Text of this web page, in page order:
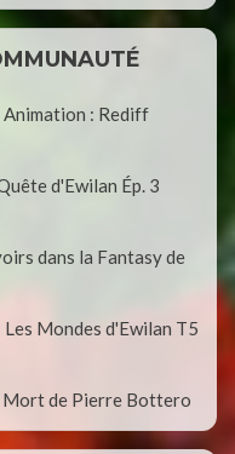
: Rediff
d'Ewilan Ép. 3
dans la Fantasy de
Mondes d'Ewilan T5
Mort de Pierre Bottero